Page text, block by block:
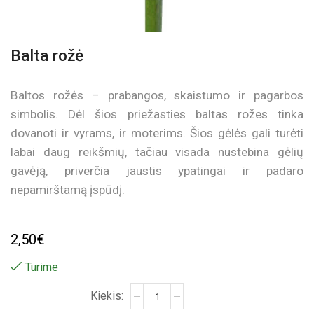
Balta rožė
Baltos rožės – prabangos, skaistumo ir pagarbos
simbolis. Dėl šios priežasties baltas rožes tinka
dovanoti ir vyrams, ir moterims. Šios gėlės gali turėti
labai daug reikšmių, tačiau visada nustebina gėlių
gavėją, priverčia jaustis ypatingai ir padaro
nepamirštamą įspūdį.
2,50€
Turime